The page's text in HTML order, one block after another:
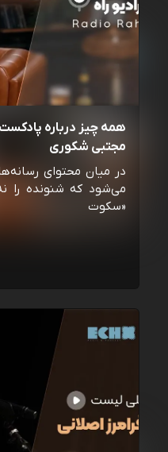
مجتبی شکوری
در میان محتوای
می‌شود که شنونده را
«سکوت